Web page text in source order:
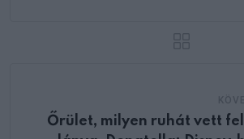
Őrület, milyen ruhát vett fel